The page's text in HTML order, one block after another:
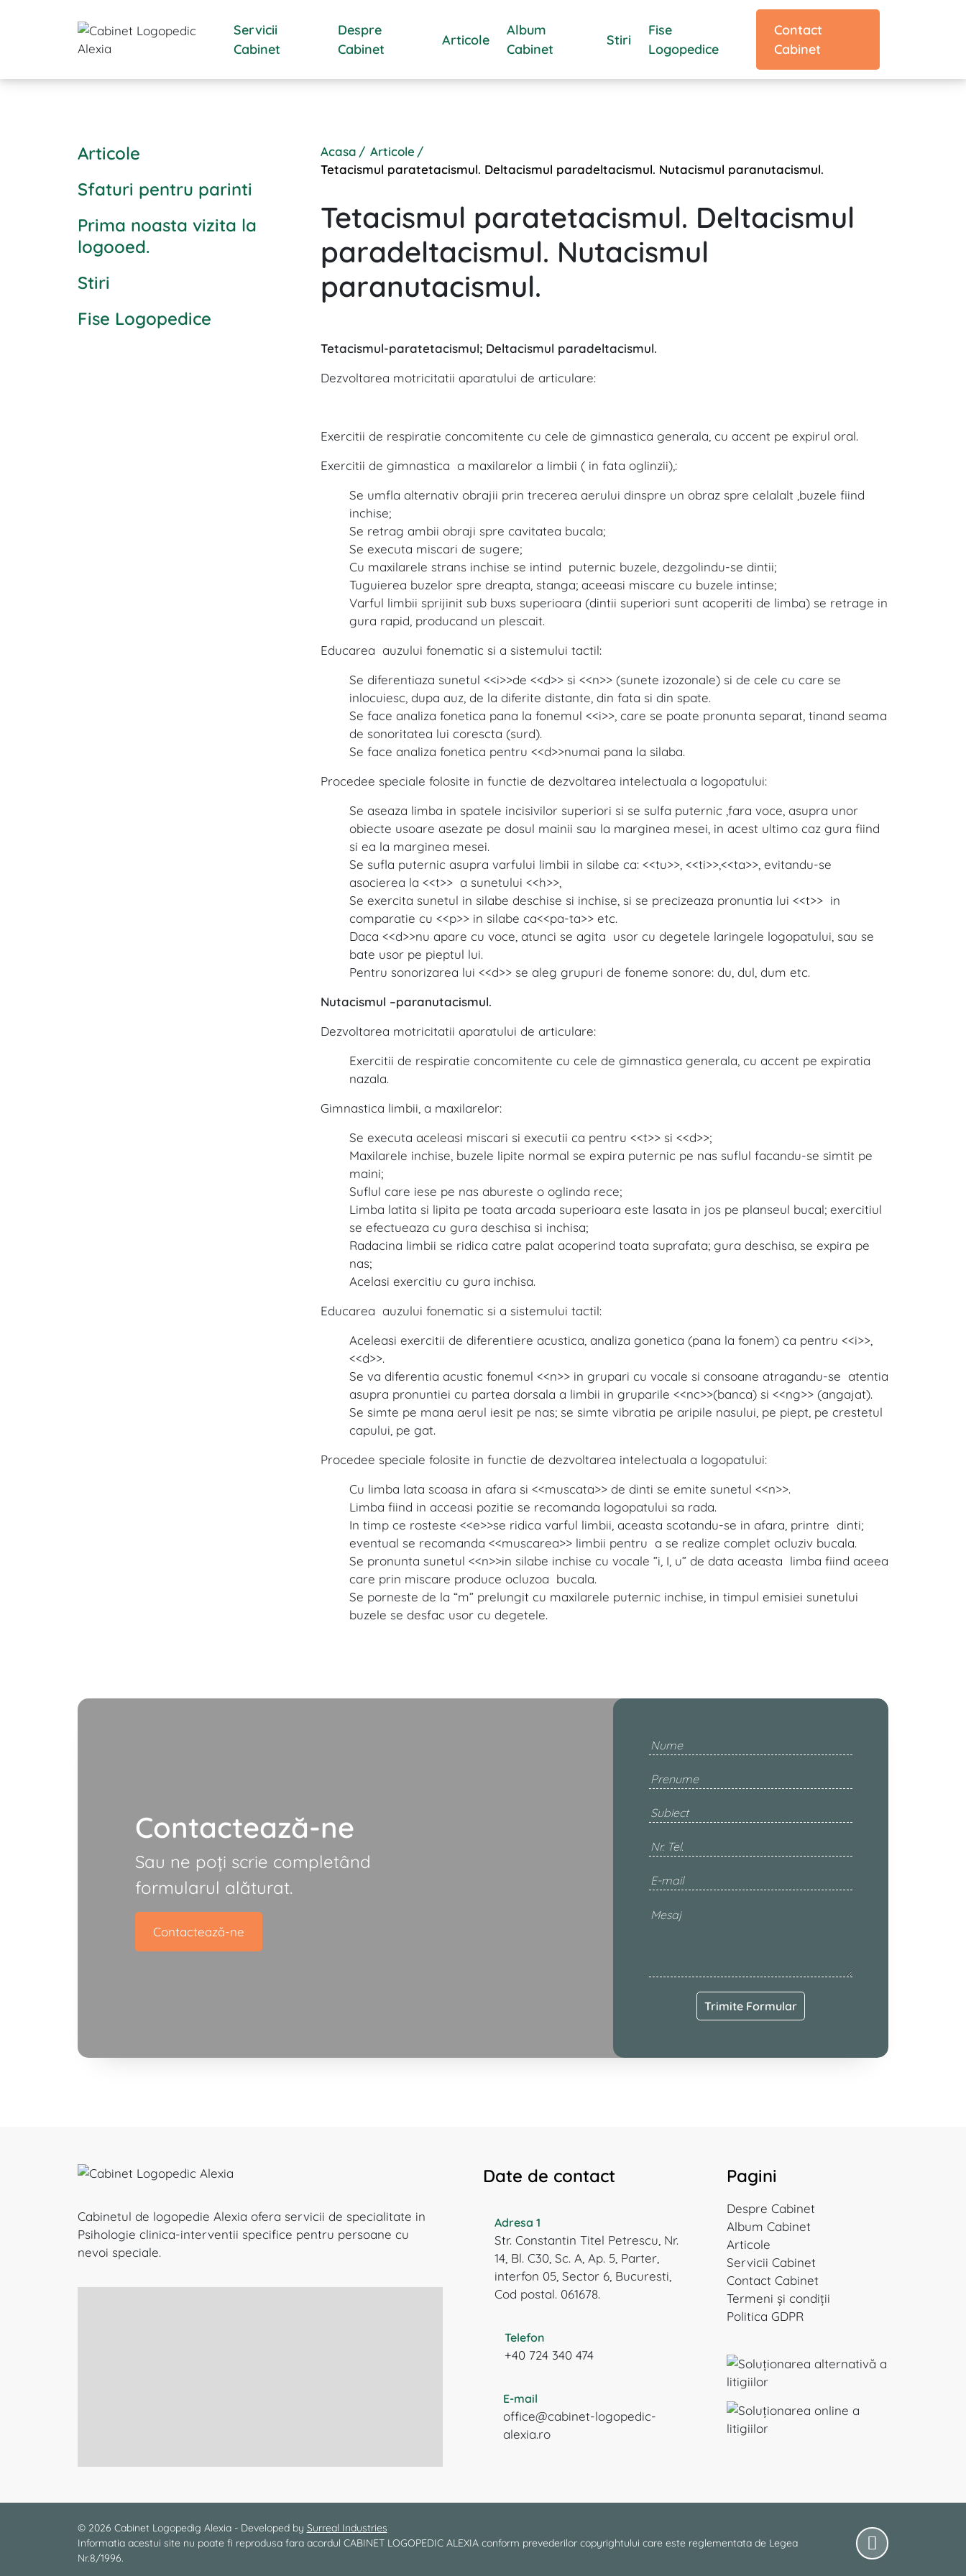
Servicii
Cabinet
Despre
Cabinet
Articole
Album
Cabinet
Stiri
Fise
Logopedice
Contact
Cabinet
Articole
Sfaturi pentru parinti
Prima noasta vizita la
logooed.
Stiri
Fise Logopedice
Acasa
Articole
Tetacismul paratetacismul. Deltacismul paradeltacismul. Nutacismul paranutacismul.
Tetacismul paratetacismul. Deltacismul
paradeltacismul. Nutacismul
paranutacismul.
Tetacismul-paratetacismul; Deltacismul paradeltacismul.
Dezvoltarea motricitatii aparatului de articulare:
Exercitii de respiratie concomitente cu cele de gimnastica generala, cu accent pe expirul oral.
Exercitii de gimnastica a maxilarelor a limbii ( in fata oglinzii),:
Se umfla alternativ obrajii prin trecerea aerului dinspre un obraz spre celalalt ,buzele fiind
inchise;
Se retrag ambii obraji spre cavitatea bucala;
Se executa miscari de sugere;
Cu maxilarele strans inchise se intind puternic buzele, dezgolindu-se dintii;
Tuguierea buzelor spre dreapta, stanga; aceeasi miscare cu buzele intinse;
Varful limbii sprijinit sub buxs superioara (dintii superiori sunt acoperiti de limba) se retrage in
gura rapid, producand un plescait.
Educarea auzului fonematic si a sistemului tactil:
Se diferentiaza sunetul <<i>>de <<d>> si <<n>> (sunete izozonale) si de cele cu care se
inlocuiesc, dupa auz, de la diferite distante, din fata si din spate.
Se face analiza fonetica pana la fonemul <<i>>, care se poate pronunta separat, tinand seama
de sonoritatea lui corescta (surd).
Se face analiza fonetica pentru <<d>>numai pana la silaba.
Procedee speciale folosite in functie de dezvoltarea intelectuala a logopatului:
Se aseaza limba in spatele incisivilor superiori si se sulfa puternic ,fara voce, asupra unor
obiecte usoare asezate pe dosul mainii sau la marginea mesei, in acest ultimo caz gura fiind
si ea la marginea mesei.
Se sufla puternic asupra varfului limbii in silabe ca: <<tu>>, <<ti>>,<<ta>>, evitandu-se
asocierea la <<t>> a sunetului <<h>>,
Se exercita sunetul in silabe deschise si inchise, si se precizeaza pronuntia lui <<t>> in
comparatie cu <<p>> in silabe ca<<pa-ta>> etc.
Daca <<d>>nu apare cu voce, atunci se agita usor cu degetele laringele logopatului, sau se
bate usor pe pieptul lui.
Pentru sonorizarea lui <<d>> se aleg grupuri de foneme sonore: du, dul, dum etc.
Nutacismul –paranutacismul.
Dezvoltarea motricitatii aparatului de articulare:
Exercitii de respiratie concomitente cu cele de gimnastica generala, cu accent pe expiratia
nazala.
Gimnastica limbii, a maxilarelor:
Se executa aceleasi miscari si executii ca pentru <<t>> si <<d>>;
Maxilarele inchise, buzele lipite normal se expira puternic pe nas suflul facandu-se simtit pe
maini;
Suflul care iese pe nas abureste o oglinda rece;
Limba latita si lipita pe toata arcada superioara este lasata in jos pe planseul bucal; exercitiul
se efectueaza cu gura deschisa si inchisa;
Radacina limbii se ridica catre palat acoperind toata suprafata; gura deschisa, se expira pe
nas;
Acelasi exercitiu cu gura inchisa.
Educarea auzului fonematic si a sistemului tactil:
Aceleasi exercitii de diferentiere acustica, analiza gonetica (pana la fonem) ca pentru <<i>>,
<<d>>.
Se va diferentia acustic fonemul <<n>> in grupari cu vocale si consoane atragandu-se atentia
asupra pronuntiei cu partea dorsala a limbii in gruparile <<nc>>(banca) si <<ng>> (angajat).
Se simte pe mana aerul iesit pe nas; se simte vibratia pe aripile nasului, pe piept, pe crestetul
capului, pe gat.
Procedee speciale folosite in functie de dezvoltarea intelectuala a logopatului:
Cu limba lata scoasa in afara si <<muscata>> de dinti se emite sunetul <<n>>.
Limba fiind in acceasi pozitie se recomanda logopatului sa rada.
In timp ce rosteste <<e>>se ridica varful limbii, aceasta scotandu-se in afara, printre dinti;
eventual se recomanda <<muscarea>> limbii pentru a se realize complet ocluziv bucala.
Se pronunta sunetul <<n>>in silabe inchise cu vocale ”i, I, u” de data aceasta limba fiind aceea
care prin miscare produce ocluzoa bucala.
Se porneste de la “m” prelungit cu maxilarele puternic inchise, in timpul emisiei sunetului
buzele se desfac usor cu degetele.
Contactează-ne
Sau ne poți scrie completând
formularul alăturat.
Contactează-ne
Trimite Formular
Cabinetul de logopedie Alexia ofera servicii de specialitate in
Psihologie clinica-interventii specifice pentru persoane cu
nevoi speciale.
Date de contact
Adresa 1
Str. Constantin Titel Petrescu, Nr.
14, Bl. C30, Sc. A, Ap. 5, Parter,
interfon 05, Sector 6, Bucuresti,
Cod postal. 061678.
Telefon
+40 724 340 474
E-mail
office@cabinet-logopedic-
alexia.ro
Pagini
Despre Cabinet
Album Cabinet
Articole
Servicii Cabinet
Contact Cabinet
Termeni și condiții
Politica GDPR
© 2026 Cabinet Logopedig Alexia - Developed by Surreal Industries
Informatia acestui site nu poate fi reprodusa fara acordul CABINET LOGOPEDIC ALEXIA conform prevederilor copyrightului care este reglementata de Legea
Nr.8/1996.